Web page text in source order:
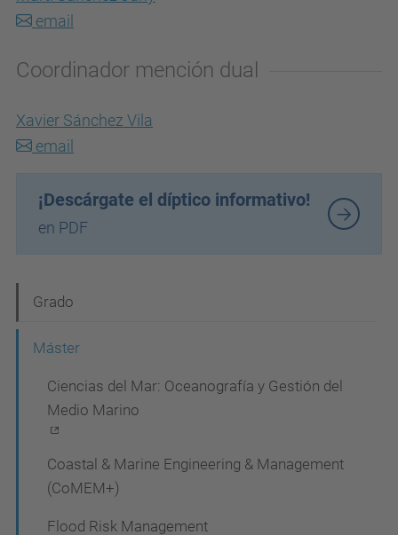
email
Coordinador mención dual
Xavier Sánchez Vila
email
¡Descárgate el díptico informativo!
en PDF
a
Grado
Máster
Ciencias del Mar: Oceanografía y Gestión del
Medio Marino
Coastal & Marine Engineering & Management
(CoMEM+)
Flood Risk Management